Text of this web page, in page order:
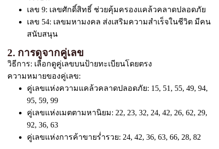
เลข 9: เลขศักดิ์สิทธิ์ ช่วยคุ้มครองแคล้วคลาดปลอดภัย
เลข 54: เลขมหามงคล ส่งเสริมความสำเร็จในชีวิต มีคน
สนับสนุน
2. การดูจากคู่เลข
วิธีการ: เลือกดูคู่เลขบนป้ายทะเบียนโดยตรง
ความหมายของคู่เลข:
คู่เลขแห่งความแคล้วคลาดปลอดภัย: 15, 51, 55, 49, 94,
95, 59, 99
คู่เลขแห่งเมตตามหานิยม: 22, 23, 32, 24, 42, 26, 62, 29,
92, 36, 63
คู่เลขแห่งการค้าขายร่ำรวย: 24, 42, 36, 63, 66, 28, 82